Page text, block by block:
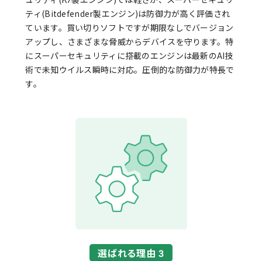
ティ(Bitdefender製エンジン)は防御力が高く評価され
ています。買い切りソフトですが期限なしでバージョン
アップし、さまざまな脅威からデバイスを守ります。特
にスーパーセキュリティに搭載のエンジンは最新のAI技
術で未知ウイルス瞬時に対応。圧倒的な防御力が特長で
す。
選ばれる理由 3